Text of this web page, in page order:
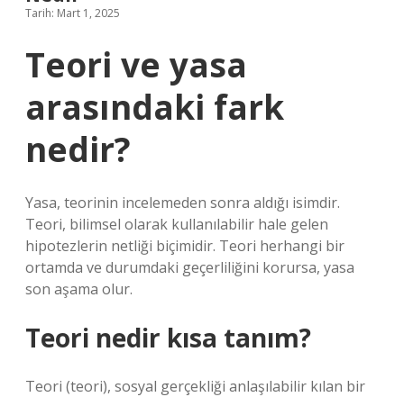
Tarih: Mart 1, 2025
Teori ve yasa
arasındaki fark
nedir?
Yasa, teorinin incelemeden sonra aldığı isimdir.
Teori, bilimsel olarak kullanılabilir hale gelen
hipotezlerin netliği biçimidir. Teori herhangi bir
ortamda ve durumdaki geçerliliğini korursa, yasa
son aşama olur.
Teori nedir kısa tanım?
Teori (teori), sosyal gerçekliği anlaşılabilir kılan bir